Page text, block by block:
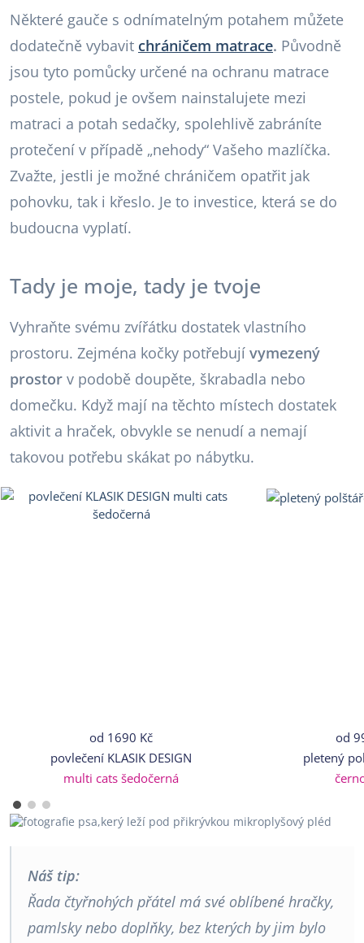
Některé gauče s odnímatelným potahem můžete
dodatečně vybavit chráničem matrace. Původně
jsou tyto pomůcky určené na ochranu matrace
postele, pokud je ovšem nainstalujete mezi
matraci a potah sedačky, spolehlivě zabráníte
protečení v případě „nehody“ Vašeho mazlíčka.
Zvažte, jestli je možné chráničem opatřit jak
pohovku, tak i křeslo. Je to investice, která se do
budoucna vyplatí.
Tady je moje, tady je tvoje
Vyhraňte svému zvířátku dostatek vlastního
prostoru. Zejména kočky potřebují vymezený
prostor v podobě doupěte, škrabadla nebo
domečku. Když mají na těchto místech dostatek
aktivit a hraček, obvykle se nenudí a nemají
takovou potřebu skákat po nábytku.
od 1690 Kč
povlečení KLASIK DESIGN
multi cats šedočerná
od
pletený
Náš tip:
Řada čtyřnohých přátel má své oblíbené hračky,
pamlsky nebo doplňky, bez kterých by jim bylo